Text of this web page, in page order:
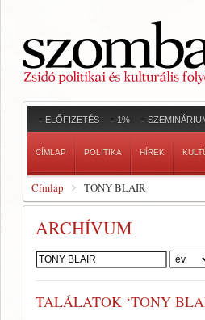
ELŐFIZETÉS 1%
CÍMLAP POLITIKA HÍREK
Címlap TONY BLAIR
ARCHÍVUM
Szerző:
TALÁLATOK ‘TONY